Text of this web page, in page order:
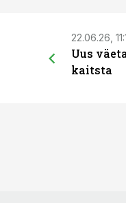
22.06.26,
Uus
kaitsta